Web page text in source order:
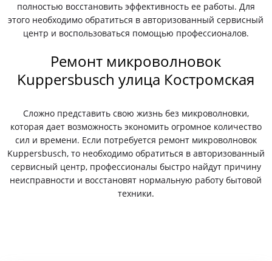
полностью восстановить эффективность ее работы. Для
этого необходимо обратиться в авторизованный сервисный
центр и воспользоваться помощью профессионалов.
Ремонт микроволновок
Kuppersbusch улица Костромская
Сложно представить свою жизнь без микроволновки,
которая дает возможность экономить огромное количество
сил и времени. Если потребуется ремонт микроволновок
Kuppersbusch, то необходимо обратиться в авторизованный
сервисный центр, профессионалы быстро найдут причину
неисправности и восстановят нормальную работу бытовой
техники.